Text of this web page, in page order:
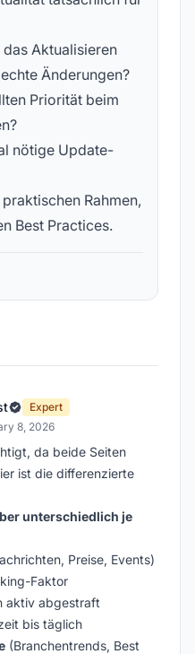
Aktualisieren
Änderungen?
Priorität beim
nötige Update-
Rahmen,
Best Practices.
Expert
8, 2026
da beide Seiten
ist die differenzierte
unterschiedlich je
Preise, Events)
Faktor
aktiv abgestraft
bis täglich
(Branchentrends, Best